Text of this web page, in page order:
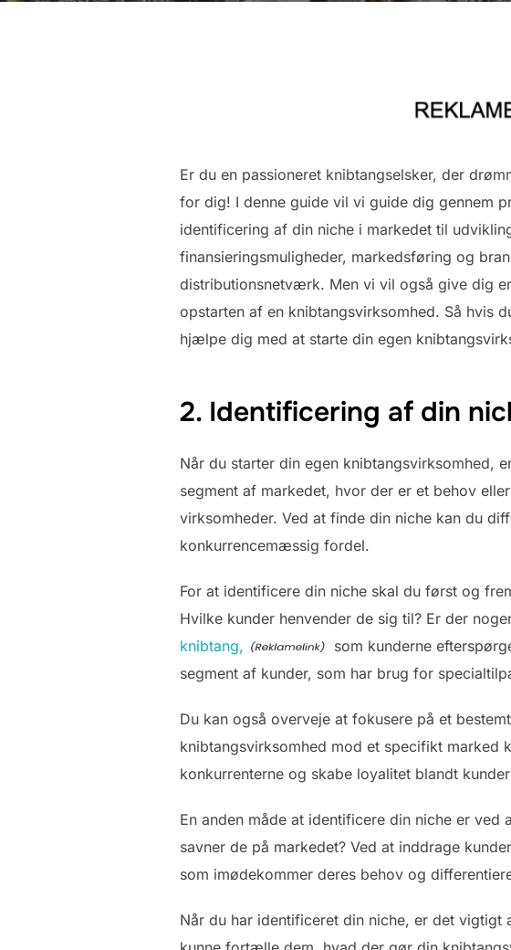
Er du en passioneret knibtangselsker, der
for dig! I denne guide vil vi guide dig gennem
identificering af din niche i markedet til
finansieringsmuligheder, markedsføring og
distributionsnetværk. Men vi vil også give dig
opstarten af en knibtangsvirksomhed. Så hvis
hjælpe dig med at starte din egen
2. Identificering af din
Når du starter din egen knibtangsvirksomhed,
segment af markedet, hvor der er et behov
virksomheder. Ved at finde din niche kan du
konkurrencemæssig fordel.
For at identificere din niche skal du først og
Hvilke kunder henvender de sig til? Er der
knibtang,
som kunderne
segment af kunder, som har brug for
Du kan også overveje at fokusere på et
knibtangsvirksomhed mod et specifikt marked
konkurrenterne og skabe loyalitet blandt
En anden måde at identificere din niche er
savner de på markedet? Ved at inddrage
som imødekommer deres behov og
Når du har identificeret din niche, er det